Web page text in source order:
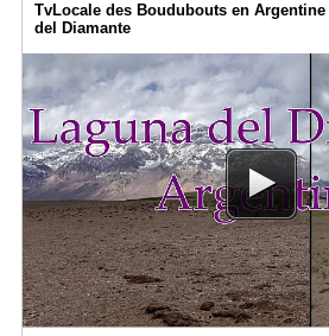
TvLocale des Boudubouts en
del Diamante